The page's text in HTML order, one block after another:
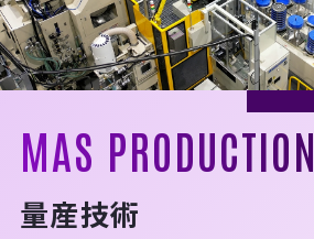
MAS PRODUCTION
量産技術